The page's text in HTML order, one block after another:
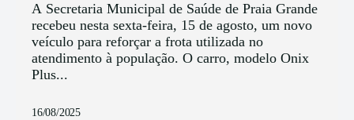
A Secretaria Municipal de Saúde de Praia Grande
recebeu nesta sexta-feira, 15 de agosto, um novo
veículo para reforçar a frota utilizada no
atendimento à população. O carro, modelo Onix
Plus...
16/08/2025